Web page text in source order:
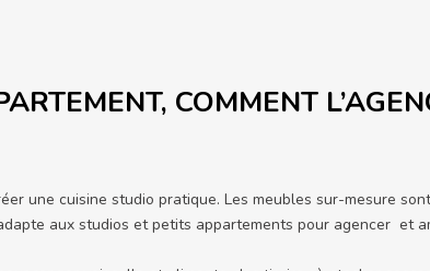
COMMENT
une cuisine studio pratique. Les meubles sur-mesure
aux studios et petits appartements pour agencer et